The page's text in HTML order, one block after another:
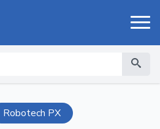
Robotech PX